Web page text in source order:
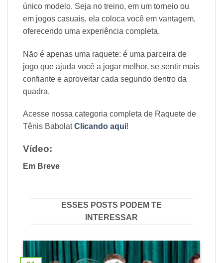
único modelo. Seja no treino, em um torneio ou
em jogos casuais, ela coloca você em vantagem,
oferecendo uma experiência completa.
Não é apenas uma raquete: é uma parceira de
jogo que ajuda você a jogar melhor, se sentir mais
confiante e aproveitar cada segundo dentro da
quadra.
Acesse nossa categoria completa de Raquete de
Tênis BabolatClicando aqui!
Vídeo:
Em Breve
ESSES POSTS PODEM TE
INTERESSAR